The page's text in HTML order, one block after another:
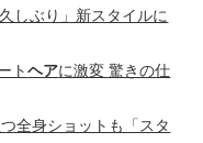
しぶり」新スタイルに
トヘアに激変 驚きの仕
全身ショットも「スタ